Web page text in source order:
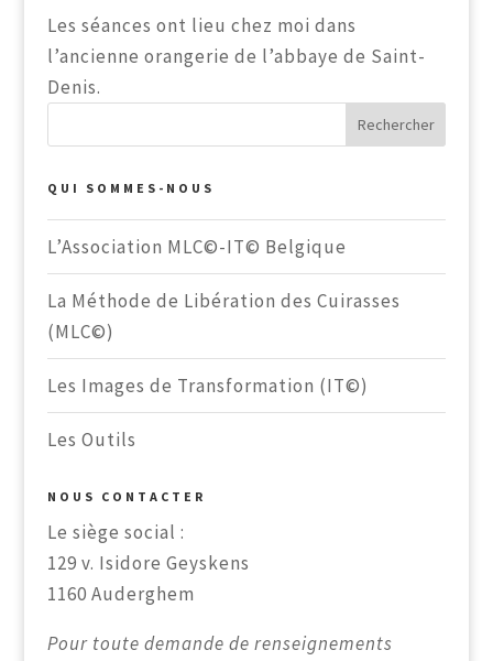
Les séances ont lieu chez moi dans
l’ancienne orangerie de l’abbaye de Saint-
Denis.
QUI SOMMES-NOUS
L’Association MLC©-IT© Belgique
La Méthode de Libération des Cuirasses
(MLC©)
Les Images de Transformation (IT©)
Les Outils
NOUS CONTACTER
Le siège social :
129 v. Isidore Geyskens
1160 Auderghem
Pour toute demande de renseignements